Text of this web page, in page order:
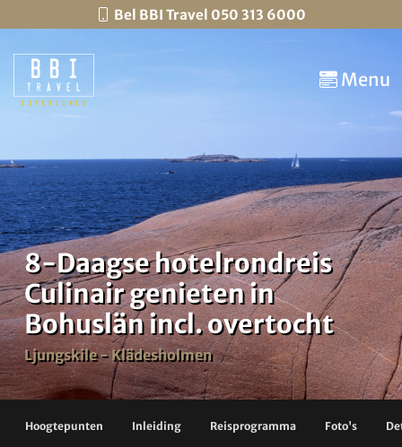
Bel BBI Travel 050 313 6000
Menu
8-Daagse hotelrondreis
Culinair genieten in
Bohuslän incl. overtocht
Ljungskile - Klädesholmen
Hoogtepunten Inleiding Reisprogramma Foto's